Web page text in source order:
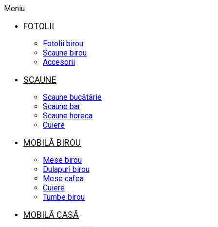
Meniu
FOTOLII
Fotolii birou
Scaune birou
Accesorii
SCAUNE
Scaune bucătărie
Scaune bar
Scaune horeca
Cuiere
MOBILĂ BIROU
Mese birou
Dulapuri birou
Mese cafea
Cuiere
Tumbe birou
MOBILĂ CASĂ